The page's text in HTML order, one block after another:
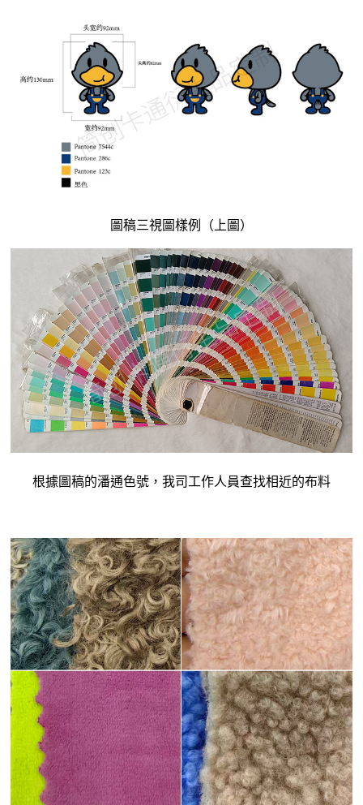
圖稿三視圖樣例（上圖）
根據圖稿的潘通色號，我司工作人員查找相近的布料